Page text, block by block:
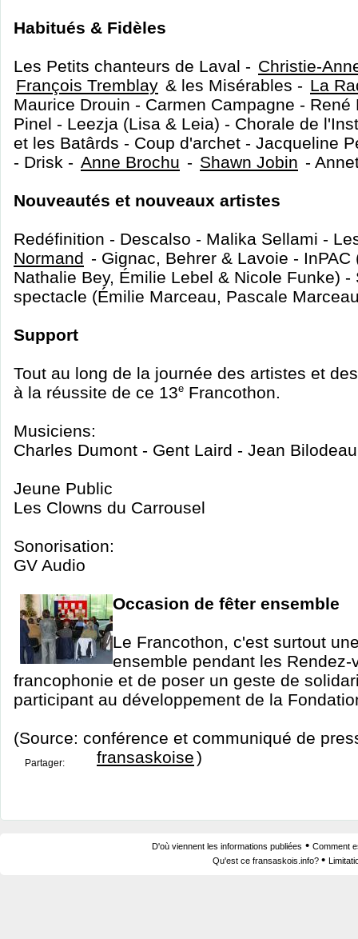
Habitués & Fidèles
Les Petits chanteurs de Laval - Christie-
François Tremblay & les Misérables - La
Maurice Drouin - Carmen Campagne - René
Pinel - Leezja (Lisa & Leia) - Chorale de
et les Batârds - Coup d'archet - Jacqueline
- Drisk - Anne Brochu - Shawn Jobin -
Nouveautés et nouveaux artistes
Redéfinition - Descalso - Malika Sellami -
Normand - Gignac, Behrer & Lavoie - InPAC
Nathalie Bey, Émilie Lebel & Nicole Funke) -
spectacle (Émilie Marceau, Pascale
Support
Tout au long de la journée des artistes et
à la réussite de ce 13e Francothon.
Musiciens:
Charles Dumont - Gent Laird - Jean
Jeune Public
Les Clowns du Carrousel
Sonorisation:
GV Audio
Occasion de fêter ensemble
Le Francothon, c'est surtout
ensemble pendant les Rendez-
francophonie et de poser un geste de
participant au développement de la
(Source: conférence et communiqué de
fransaskoise)
Partager:
D'où viennent les informations publiées • Comment
Qu'est ce fransaskois.info? •